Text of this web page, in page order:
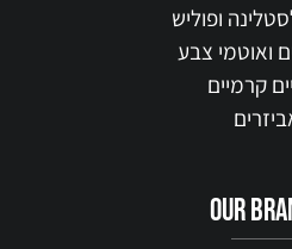
ופוליש
ואוטמי צבע
קרמיים
our